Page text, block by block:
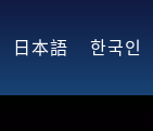
日本語 한국인